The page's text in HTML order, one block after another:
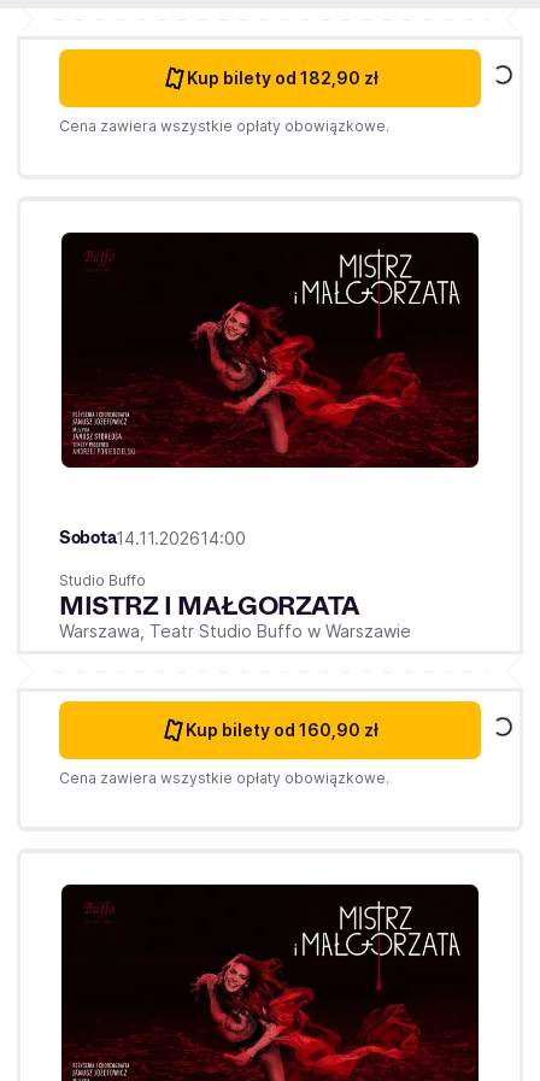
Kup bilety od 182,90 zł
Cena zawiera wszystkie opłaty obowiązkowe.
Sobota14.11.202614:00
Studio Buffo
MISTRZ I MAŁGORZATA
Warszawa, Teatr Studio Buffo w Warszawie
Kup bilety od 160,90 zł
Cena zawiera wszystkie opłaty obowiązkowe.